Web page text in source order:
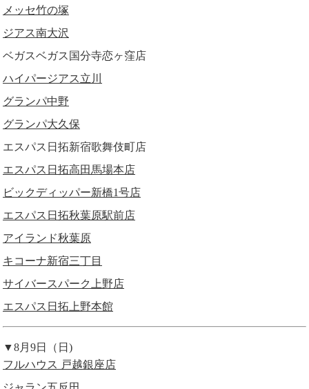
メッセ竹の塚
ジアス南大沢
ベガスベガス国分寺恋ヶ窪店
ハイパージアス立川
グランパ中野
グランパ大久保
エスパス日拓新宿歌舞伎町店
エスパス日拓高田馬場本店
ビックディッパー新橋1号店
エスパス日拓秋葉原駅前店
アイランド秋葉原
キコーナ新宿三丁目
サイバースパーク上野店
エスパス日拓上野本館
▼8月9日（日)
フルハウス 戸越銀座店